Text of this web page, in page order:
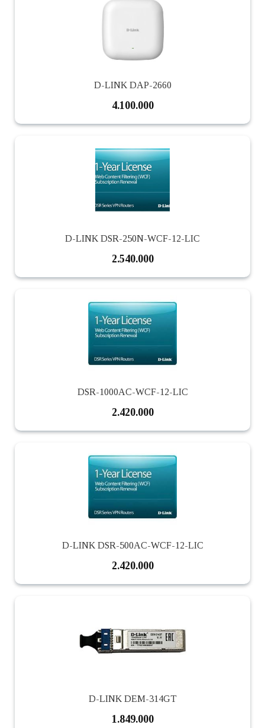
D-LINK DAP-2660
4.100.000
D-LINK DSR-250N-WCF-12-LIC
2.540.000
DSR-1000AC-WCF-12-LIC
2.420.000
D-LINK DSR-500AC-WCF-12-LIC
2.420.000
D-LINK DEM-314GT
1.849.000